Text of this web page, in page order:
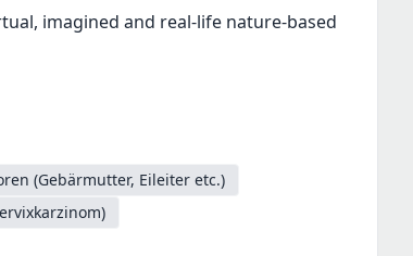
imagined and real-life nature-based
(Gebärmutter, Eileiter etc.)